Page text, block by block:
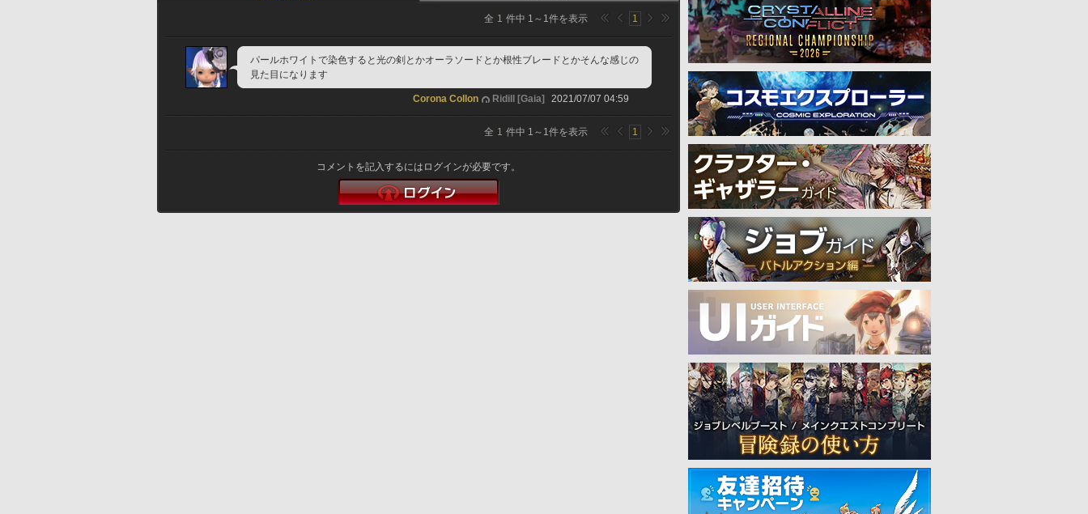
全 1 件中 1 ～ 1件を表示 1
パールホワイトで染色すると光の剣とかオーラソードとか根性ブレードとかそんな感じの
見た目になります
Corona Collon Ridill [Gaia] 2021/07/07 04:59
全 1 件中 1 ～ 1件を表示 1
コメントを記入するにはログインが必要です。